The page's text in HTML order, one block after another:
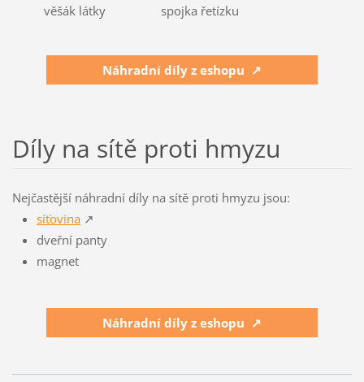
věšák látky spojka řetízku
Náhradní díly z eshopu ↗
Díly na sítě proti hmyzu
Nejčastější náhradní díly na sítě proti hmyzu jsou:
síťovina↗
dveřní panty
magnet
Náhradní díly z eshopu ↗